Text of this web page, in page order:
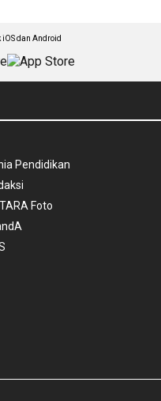
dan Android
Pendidikan
Foto